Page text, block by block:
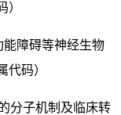
）
障碍等神经生物
代码）
分子机制及临床转